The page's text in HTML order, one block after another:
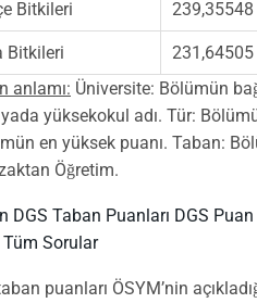
Bitkileri 239,35548
Bitkileri 231,64505
anlamı: Üniversite: Bölümün
yüksekokul adı. Tür:
en yüksek puanı. Taban:
Öğretim.
DGS Taban Puanları DGS
Tüm Sorular
puanları ÖSYM’nin